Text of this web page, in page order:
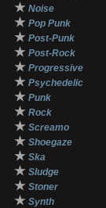
★ Noise
★ Pop Punk
★ Post-Punk
★ Post-Rock
★ Progressive
★ Psychedelic
★ Punk
★ Rock
★ Screamo
★ Shoegaze
★ Ska
★ Sludge
★ Stoner
★ Synth